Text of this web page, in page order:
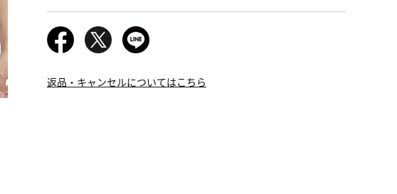
返品・キャンセルについてはこちら